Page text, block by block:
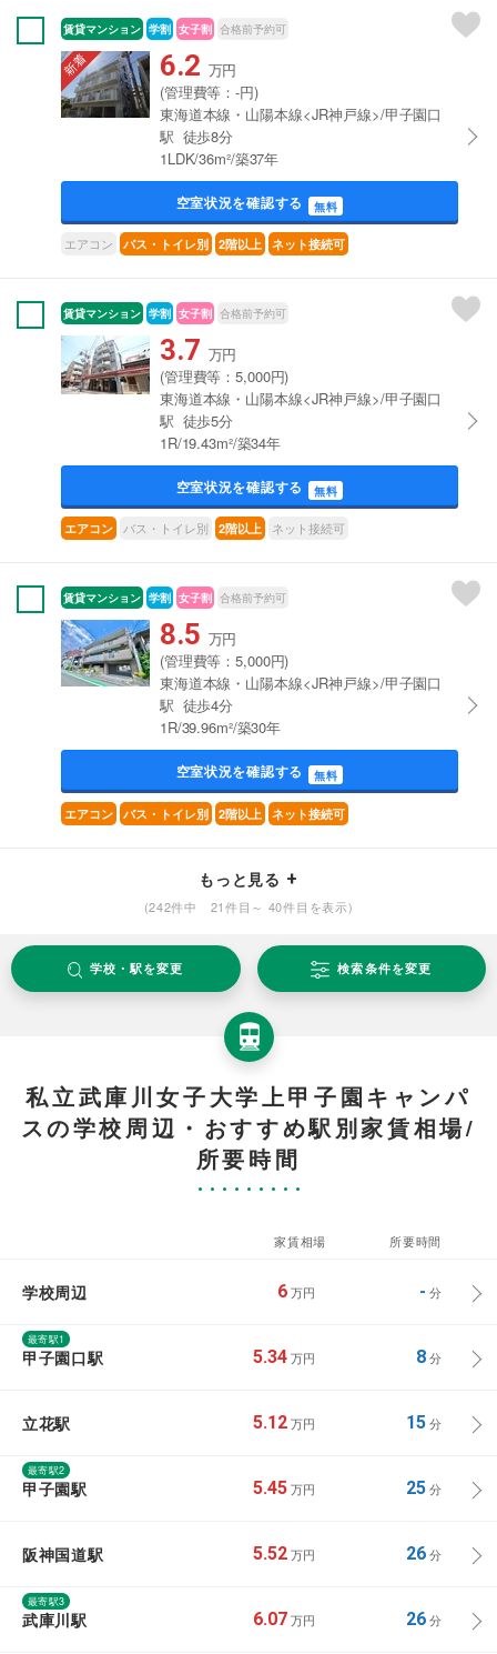
賃貸マンション 学割 女子割 合格前予約可
6.2 万円
(管理費等：-円)
東海道本線・山陽本線<JR神戸線>/甲子園口
駅 徒歩8分
1LDK/36m²/築37年
空室状況を確認する 無料
エアコン バス・トイレ別 2階以上 ネット接続可
賃貸マンション 学割 女子割 合格前予約可
3.7 万円
(管理費等：5,000円)
東海道本線・山陽本線<JR神戸線>/甲子園口
駅 徒歩5分
1R/19.43m²/築34年
空室状況を確認する 無料
エアコン バス・トイレ別 2階以上 ネット接続可
賃貸マンション 学割 女子割 合格前予約可
8.5 万円
(管理費等：5,000円)
東海道本線・山陽本線<JR神戸線>/甲子園口
駅 徒歩4分
1R/39.96m²/築30年
空室状況を確認する 無料
エアコン バス・トイレ別 2階以上 ネット接続可
もっと見る
(242件中 21件目～ 40件目を表示)
学校・駅を変更 検索条件を変更
私立武庫川女子大学上甲子園キャンパ
スの学校周辺・おすすめ駅別家賃相場/
所要時間
家賃相場 所要時間
学校周辺 6 万円 - 分
最寄駅1
甲子園口駅 5.34 万円 8分
立花駅 5.12 万円 15分
最寄駅2
甲子園駅 5.45 万円 25分
阪神国道駅 5.52 万円 26分
最寄駅3
武庫川駅 6.07 万円 26分